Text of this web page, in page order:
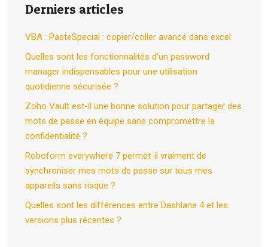
Derniers articles
VBA : PasteSpecial : copier/coller avancé dans excel
Quelles sont les fonctionnalités d’un password
manager indispensables pour une utilisation
quotidienne sécurisée ?
Zoho Vault est-il une bonne solution pour partager des
mots de passe en équipe sans compromettre la
confidentialité ?
Roboform everywhere 7 permet-il vraiment de
synchroniser mes mots de passe sur tous mes
appareils sans risque ?
Quelles sont les différences entre Dashlane 4 et les
versions plus récentes ?